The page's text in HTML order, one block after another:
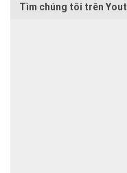
Tìm chúng tôi trên